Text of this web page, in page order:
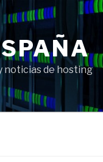
noticias de hosting